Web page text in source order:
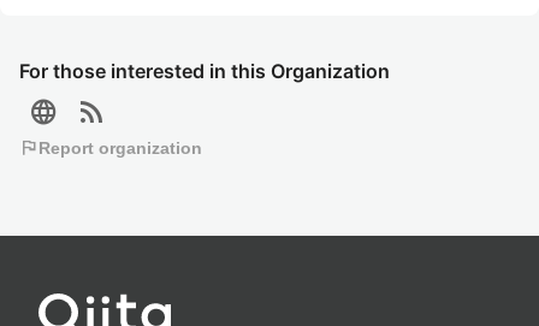
For those interested in this Organization
language rss_feed
flagReport organization